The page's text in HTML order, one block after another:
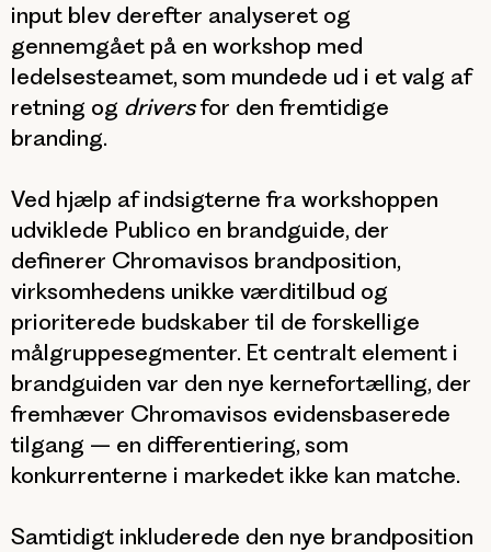
input blev derefter analyseret og
gennemgået på en workshop med
ledelsesteamet, som mundede ud i et valg af
retning og driversfor den fremtidige
branding.
Ved hjælp af indsigterne fra workshoppen
udviklede Publico en brandguide, der
definerer Chromavisos brandposition,
virksomhedens unikke værditilbud og
prioriterede budskaber til de forskellige
målgruppesegmenter. Et centralt element i
brandguiden var den nye kernefortælling, der
fremhæver Chromavisos evidensbaserede
tilgang – en differentiering, som
konkurrenterne i markedet ikke kan matche.
Samtidigt inkluderede den nye brandposition